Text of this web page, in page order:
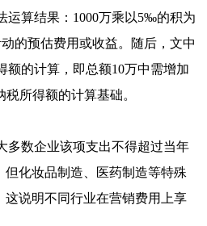
运算结果：1000万乘以5‰的积为
的预估费用或收益。随后，文中
额的计算，即总额10万中需增加
所得额的计算基础。
多数企业该项支出不得超过当年
但化妆品制造、医药制造等特殊
这说明不同行业在营销费用上享